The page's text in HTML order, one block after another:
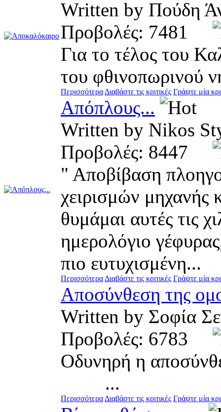
Written by Πούδη
Προβολές: 7481
Για το τέλος του
του φθινοπωρινού
ΠερισσότεραΔιαβάστε τις κριτικές Γράψτε μία
Απόπλους...
Written by Nikos
Προβολές: 8447
" Αποβίβαση
χειρισμών μηχανής
θυμάμαι αυτές τις
ημερολόγιο
πιο ευτυχισμένη...
ΠερισσότεραΔιαβάστε τις κριτικές Γράψτε μία
Αποσύνθεση της
Written by Σοφία
Προβολές: 6783
Οδυνηρή
...
ΠερισσότεραΔιαβάστε τις κριτικές Γράψτε μία